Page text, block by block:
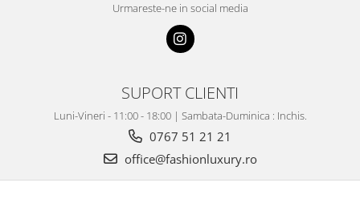
Urmareste-ne in social media
SUPORT CLIENTI
Luni-Vineri - 11:00 - 18:00 | Sambata-Duminica : Inchis.
0767 51 21 21
office@fashionluxury.ro